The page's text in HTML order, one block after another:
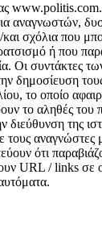
αναγνωστών,
και σχόλια που
ή που
Οι συντάκτες
δημοσίευση
το οποίο
το αληθές του
διεύθυνση της
τους αναγνώστες
ότι
URL / links σε